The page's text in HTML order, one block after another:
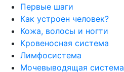
Первые шаги
Как устроен человек?
Кожа, волосы и ногти
Кровеносная система
Лимфосистема
Мочевыводящая система